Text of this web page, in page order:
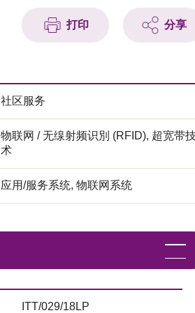
打印 分享
社区服务
物联网 / 无缐射频识別 (RFID), 超宽带
术
应用/服务系统, 物联网系统
ITT/029/18LP